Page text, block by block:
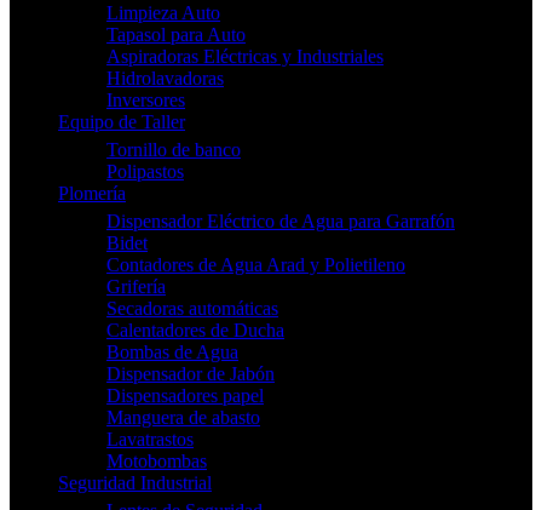
Limpieza Auto
Tapasol para Auto
Aspiradoras Eléctricas y Industriales
Hidrolavadoras
Inversores
Equipo de Taller
Tornillo de banco
Polipastos
Plomería
Dispensador Eléctrico de Agua para Garrafón
Bidet
Contadores de Agua Arad y Polietileno
Grifería
Secadoras automáticas
Calentadores de Ducha
Bombas de Agua
Dispensador de Jabón
Dispensadores papel
Manguera de abasto
Lavatrastos
Motobombas
Seguridad Industrial